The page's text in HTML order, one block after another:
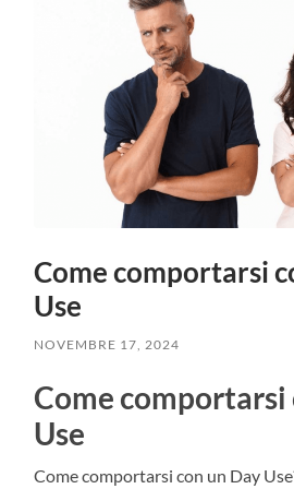
Come comportarsi
Use
NOVEMBRE 17, 2024
Come comportarsi
Use
Come comportarsi con un Day